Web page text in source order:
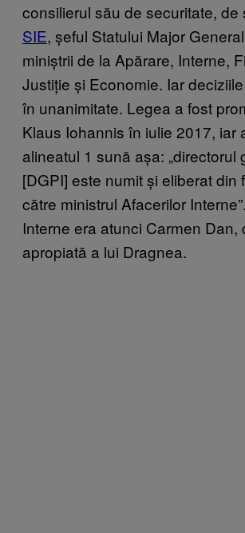
consilierul său de securitate, de
SIE, șeful Statului Major
miniștrii de la Apărare, Interne,
Justiție și Economie. Iar
în unanimitate. Legea a fost
Klaus Iohannis în iulie 2017, iar
alineatul 1 sună așa: „directorul
[DGPI] este numit și eliberat din
către ministrul Afacerilor
Interne era atunci Carmen Dan,
apropiată a lui Dragnea.